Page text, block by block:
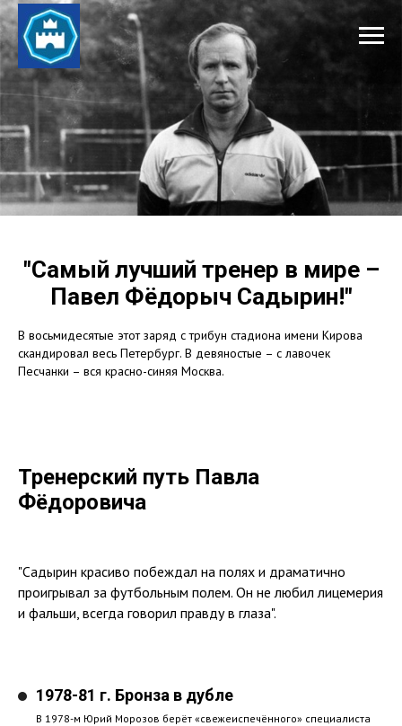
"Самый лучший тренер в мире –
Павел Фёдорыч Садырин!"
В восьмидесятые этот заряд с трибун стадиона имени Кирова
скандировал весь Петербург. В девяностые – с лавочек
Песчанки – вся красно-синяя Москва.
Тренерский путь Павла
Фёдоровича
"Садырин красиво побеждал на полях и драматично
проигрывал за футбольным полем. Он не любил лицемерия
и фальши, всегда говорил правду в глаза".
1978-81 г. Бронза в дубле
В 1978-м Юрий Морозов берёт «свежеиспечённого» специалиста